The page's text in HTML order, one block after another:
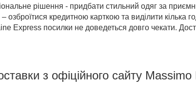
рішення - придбати стильний одяг за
кредитною карткою та виділити кілька
Express посилки не доведеться довго чекати.
з офіційного сайту